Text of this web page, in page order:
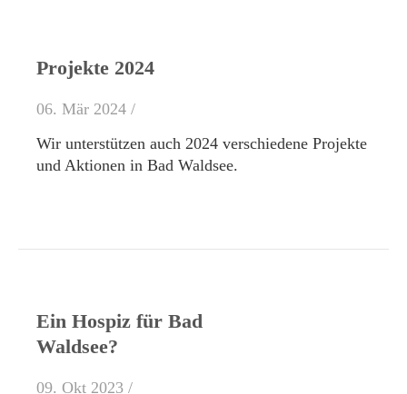
Projekte 2024
06. Mär 2024 /
Wir unterstützen auch 2024 verschiedene Projekte
und Aktionen in Bad Waldsee.
Ein Hospiz für Bad
Waldsee?
09. Okt 2023 /